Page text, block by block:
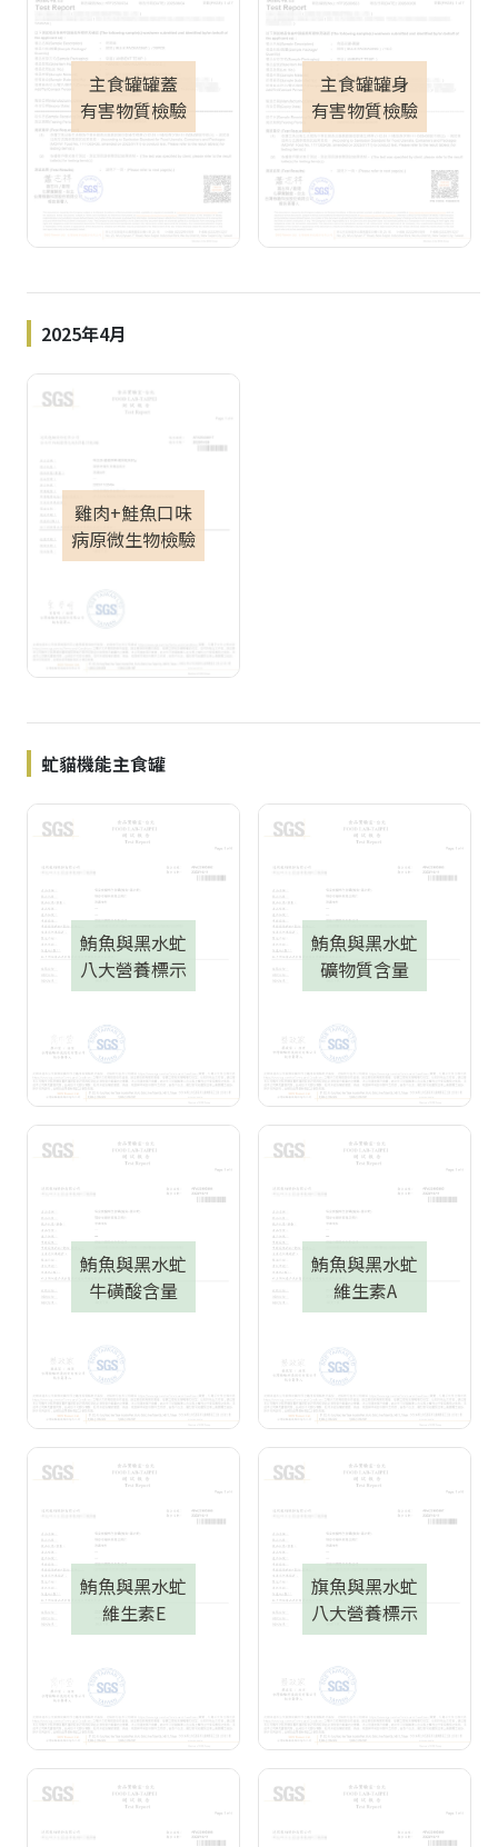
主食罐罐蓋
有害物質檢驗
主食罐罐身
有害物質檢驗
2025年4月
雞肉+鮭魚口味
病原微生物檢驗
虻貓機能主食罐
鮪魚與黑水虻
八大營養標示
鮪魚與黑水虻
礦物質含量
鮪魚與黑水虻
牛磺酸含量
鮪魚與黑水虻
維生素A
鮪魚與黑水虻
維生素E
旗魚與黑水虻
八大營養標示